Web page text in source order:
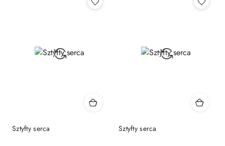
Sztyfty serca Sztyfty serca